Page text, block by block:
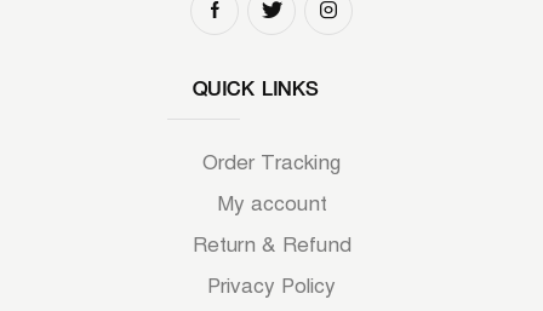
QUICK LINKS
Order Tracking
My account
Return & Refund
Privacy Policy